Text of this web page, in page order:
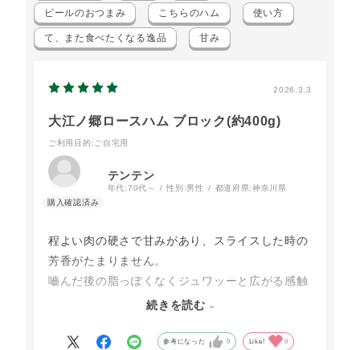
ビールのおつまみ こちらのハム 使い方
て、また食べたくなる逸品 甘み
2026.3.3
大江ノ郷ロースハム ブロック(約400g)
ご利用目的 :ご自宅用
テンテン
年代:70代～ 性別:男性 都道府県:神奈川県
程よい肉の硬さで甘みがあり、スライスした時の
芳香がたまりません。
嚙んだ後の脂っぽくなくジュワッーと広がる感触
が最高です。レモンをかけて食べるとより一層お
厳選された豚肉と最高の技術で出来上がったハム
続きを読む
参考になった 0 Like! 0